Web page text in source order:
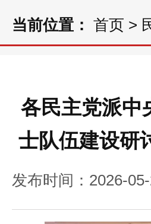
当前位置： 首页 >
各民主党派中
士队伍建设研
发布时间：2026-